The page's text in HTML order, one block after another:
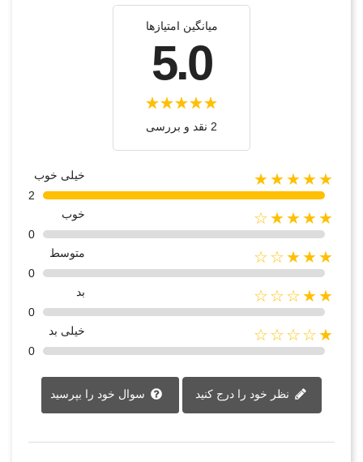
میانگین امتیازها
5.0
2 نقد و بررسی‌‌
★★★★★
خیلی خوب
2
★★★★☆
خوب
0
★★★☆☆
متوسط
0
★★☆☆☆
بد
0
★☆☆☆☆
خیلی بد
0
سوال خود را بپرسید